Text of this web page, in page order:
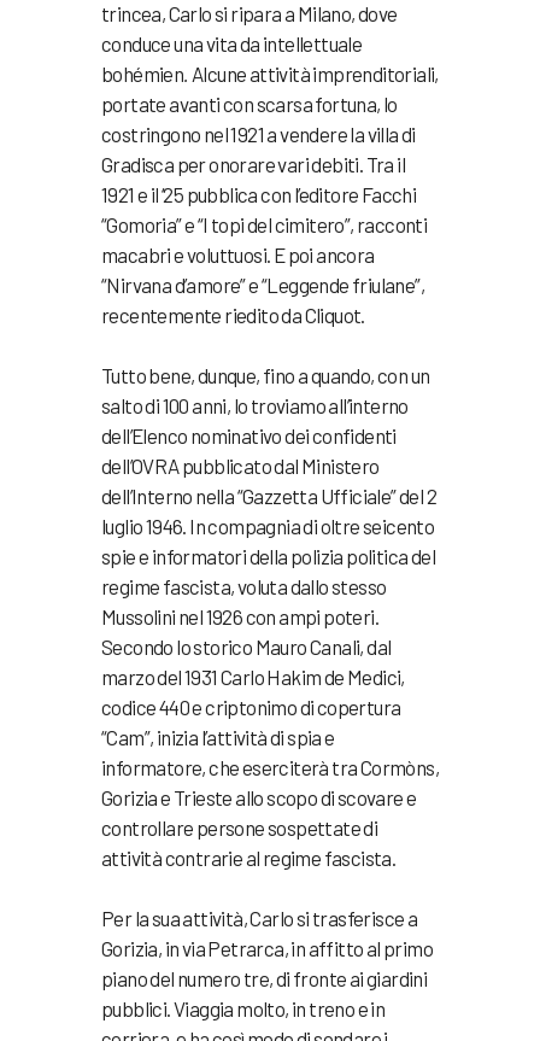
trincea, Carlo si ripara a Milano, dove
conduce una vita da intellettuale
bohémien. Alcune attività imprenditoriali,
portate avanti con scarsa fortuna, lo
costringono nel 1921 a vendere la villa di
Gradisca per onorare vari debiti. Tra il
1921 e il ‘25 pubblica con l’editore Facchi
“Gomoria” e “I topi del cimitero”, racconti
macabri e voluttuosi. E poi ancora
“Nirvana d’amore” e “Leggende friulane”,
recentemente riedito da Cliquot.
Tutto bene, dunque, fino a quando, con un
salto di 100 anni, lo troviamo all’interno
dell’Elenco nominativo dei confidenti
dell’OVRApubblicato dal Ministero
dell’Interno nella “Gazzetta Ufficiale” del 2
luglio 1946. In compagnia di oltre seicento
spie e informatori della polizia politica del
regime fascista, voluta dallo stesso
Mussolini nel 1926 con ampi poteri.
Secondo lo storico Mauro Canali, dal
marzo del 1931 Carlo Hakim de Medici,
codice 440 e criptonimo di copertura
“Cam”, inizia l’attività di spia e
informatore, che eserciterà tra Cormòns,
Gorizia e Trieste allo scopo di scovare e
controllare persone sospettate di
attività contrarie al regime fascista.
Per la sua attività, Carlo si trasferisce a
Gorizia, in via Petrarca, in affitto al primo
piano del numero tre, di fronte ai giardini
pubblici. Viaggia molto, in treno e in